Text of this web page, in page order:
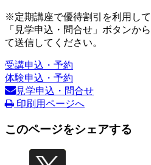
※定期講座で優待割引を利用して
「見学申込・問合せ」ボタンか
て送信してください。
受講申込・予約
体験申込・予約
見学申込・問合せ
印刷用ページへ
このページをシェアする